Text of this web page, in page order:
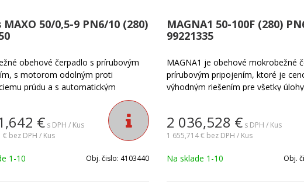
MAXO 50/0,5-9 PN6/10 (280)
obehové čerpadlo s prírubovým
s motorom odolným proti
prúdu a s automatickým
výkonu. Vďaka základným
režimami sa dá čerpadlo veľmi
nastaviť a obsluhovať. Pomocou
funkcie. Vhodné pre
€ s DPH / Kus
€ bez DPH / Kus
1-10 Obj. čislo: 4103440
MAGNA1 50-100F (280)
99221335
MAGNA1 je obehové mokrobežné
prírubovým pripojením, ktoré je
výhodným riešením pre všetky
nevyžadujú vysoko pokročilú
komunikáciu a riadenie. Je navrhnutá
cirkuláciu kvapalín v širokom rozsahu
vrátane vykurovacích, chladiacich a
2 036,528 € s DPH / Kus
1 655,714 € bez DPH / Kus
Na sklade 1-10 Obj.